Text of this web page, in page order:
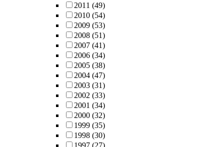
2011 (49)
2010 (54)
2009 (53)
2008 (51)
2007 (41)
2006 (34)
2005 (38)
2004 (47)
2003 (31)
2002 (33)
2001 (34)
2000 (32)
1999 (35)
1998 (30)
1997 (27)